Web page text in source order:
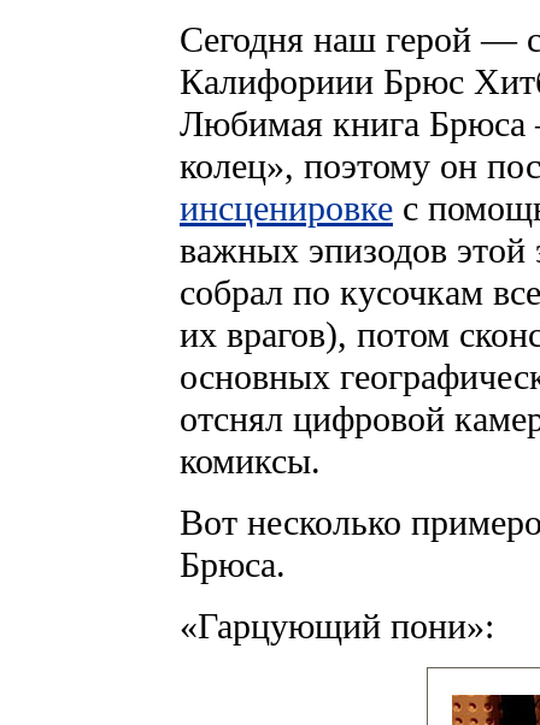
Сегодня наш герой —
Калифориии Брюс
Любимая книга Брюса
колец», поэтому он
инсценировке с
важных эпизодов
собрал по кусочкам
их врагов), потом
основных
отснял цифровой
комиксы.
Вот несколько
Брюса.
«Гарцующий пони»: